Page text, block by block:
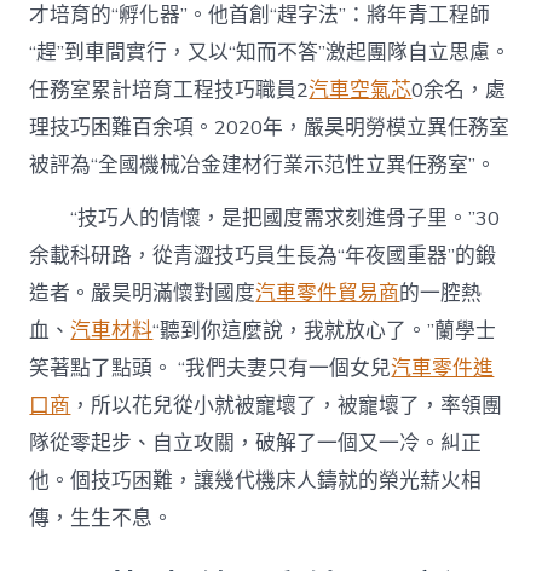
才培育的“孵化器”。他首創“趕字法”：將年青工程師
“趕”到車間實行，又以“知而不答”激起團隊自立思慮。
任務室累計培育工程技巧職員2汽車空氣芯0余名，處
理技巧困難百余項。2020年，嚴昊明勞模立異任務室
被評為“全國機械冶金建材行業示范性立異任務室”。
“技巧人的情懷，是把國度需求刻進骨子里。”30
余載科研路，從青澀技巧員生長為“年夜國重器”的鍛
造者。嚴昊明滿懷對國度汽車零件貿易商的一腔熱
血、汽車材料“聽到你這麼說，我就放心了。”蘭學士
笑著點了點頭。 “我們夫妻只有一個女兒汽車零件進
口商 ，所以花兒從小就被寵壞了，被寵壞了，率領團
隊從零起步、自立攻關，破解了一個又一冷。糾正
他。個技巧困難，讓幾代機床人鑄就的榮光薪火相
傳，生生不息。